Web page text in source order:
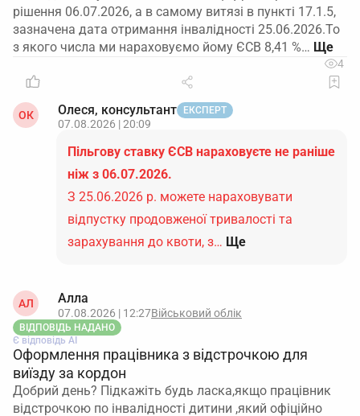
рішення 06.07.2026, а в самому витязі в пункті 17.1.5,
зазначена дата отримання інвалідності 25.06.2026.То
з якого числа ми нараховуємо йому ЄСВ 8,41 %…
4
ОК Олеся, консультант ЕКСПЕРТ
07.08.2026 | 20:09
Пільгову ставку ЄСВ нараховуєте не раніше
ніж з 06.07.2026.
З 25.06.2026 р. можете нараховувати
відпустку продовженої тривалості та
зарахування до квоти, з… Ще
АЛ Алла
07.08.2026 | 12:27Військовий облік
ВІДПОВІДЬ НАДАНО
Є відповідь АІ
Оформлення працівника з відстрочкою для
виїзду за кордон
Добрий день? Підкажіть будь ласка,якщо працівник
відстрочкою по інвалідності дитини ,який офіційно